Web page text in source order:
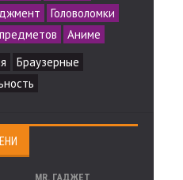
Головоломки
Аниме
Браузерные
MR. ГАДЖЕТ